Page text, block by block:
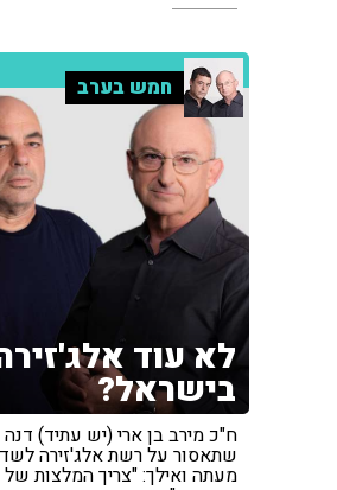
חמש בערב
לא עוד
בישראל?
ח"כ מירב בן ארי (יש עתיד)
שתאסור על רשת אלג'זירה
מעתה ואילך: "צריך המלצות